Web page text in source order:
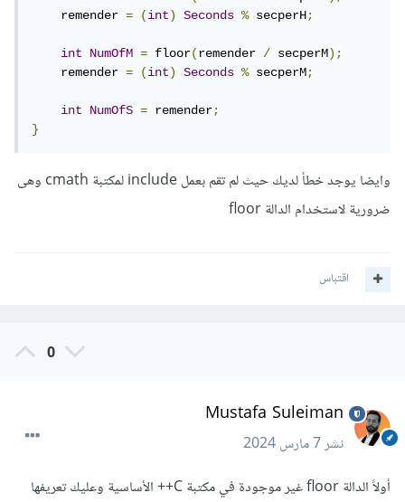
    remender
= (int) Seconds % secperH;
int NumOfM = floor(remender / secperM);
    remender
= (int) Seconds % secperM;
int NumOfS = remender;
}
وايضا يوجد خطأ لديك حيث لم تقم بعمل include لمكتبة cmath وهى
ضرورية لاستخدام الدالة floor
اقتباس
0
Mustafa Suleiman
نشر7 مارس 2024
أولاً الدالة floor غير موجودة في مكتبة C++ الأساسية وعليك تعريفها